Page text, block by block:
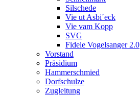
Silschede
Vie ut Asbi´eck
Vie vam Kopp
SVG
Fidele Vogelsanger 2.0
Vorstand
Präsidium
Hammerschmied
Dorfschulze
Zugleitung